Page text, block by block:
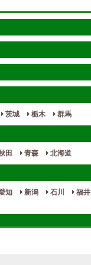
茨城 栃木 群馬
田 青森 北海道
知 新潟 石川 福井